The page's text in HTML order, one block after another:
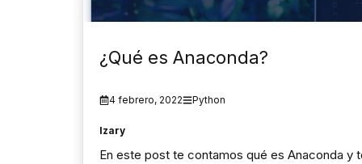
¿Qué es Anaconda?
4 febrero, 2022 Python
Izary
En este post te contamos qué es Anaconda